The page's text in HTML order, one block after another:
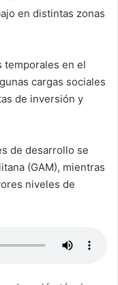
en distintas zonas
temporales en el
cargas sociales
de inversión y
de desarrollo se
(GAM), mientras
niveles de